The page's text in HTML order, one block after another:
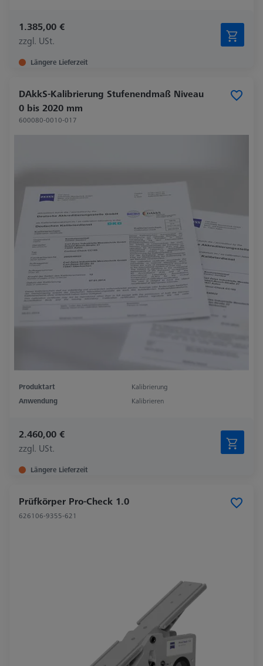
1.385,00 €
zzgl. USt.
Längere Lieferzeit
DAkkS-Kalibrierung Stufenendmaß Niveau
0 bis 2020 mm
600080-0010-017
Produktart
Kalibrierung
Anwendung
Kalibrieren
2.460,00 €
zzgl. USt.
Längere Lieferzeit
Prüfkörper Pro-Check 1.0
626106-9355-621